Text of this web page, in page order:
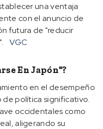
una ventaja
con el anuncio de
futura de "reducir
VGC
En Japón"?
en el desempeño
de política significativo.
occidentales como
aligerando su